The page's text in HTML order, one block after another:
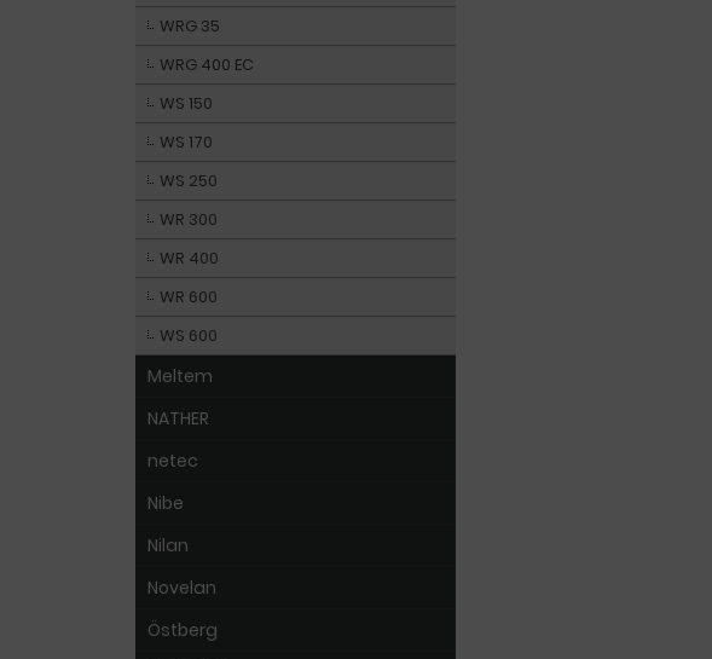
WRG 35
WRG 400 EC
WS 150
WS 170
WS 250
WR 300
WR 400
WR 600
WS 600
Meltem
NATHER
netec
Nibe
Nilan
Novelan
Östberg